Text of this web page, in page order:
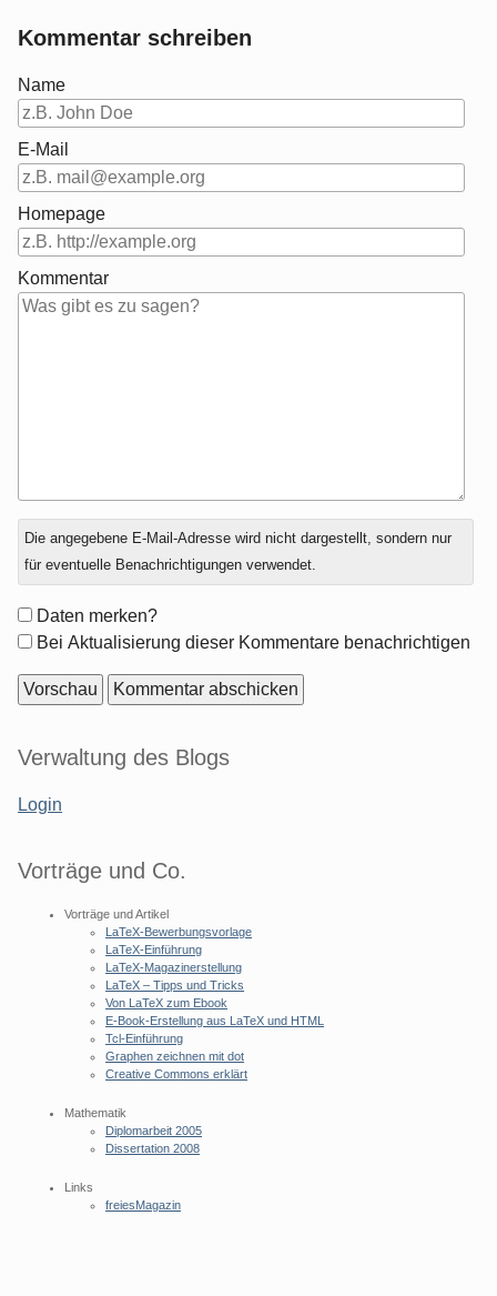
Kommentar schreiben
Name
E-Mail
Homepage
Kommentar
Antwort
zu
Die angegebene E-Mail-Adresse wird nicht dargestellt, sondern nur
für eventuelle Benachrichtigungen verwendet.
Formular-
Optionen
Daten merken?
Bei Aktualisierung dieser Kommentare benachrichtigen
Seitenleiste
Verwaltung des Blogs
Login
Vorträge und Co.
Vorträge und Artikel
LaTeX-Bewerbungsvorlage
LaTeX-Einführung
LaTeX-Magazinerstellung
LaTeX – Tipps und Tricks
Von LaTeX zum Ebook
E-Book-Erstellung aus LaTeX und HTML
Tcl-Einführung
Graphen zeichnen mit dot
Creative Commons erklärt
Mathematik
Diplomarbeit 2005
Dissertation 2008
Links
freiesMagazin